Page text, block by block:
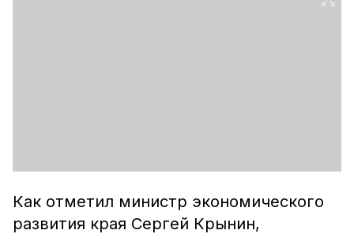
Как отметил министр экономического
развития края Сергей Крынин,